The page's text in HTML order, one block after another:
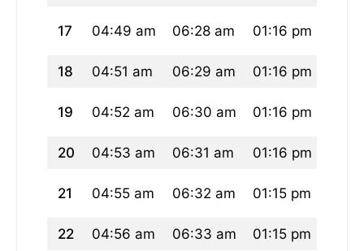
17 04:49 am 06:28 am 01:16 pm
18 04:51 am 06:29 am 01:16 pm
19 04:52 am 06:30 am 01:16 pm
20 04:53 am 06:31 am 01:16 pm
21 04:55 am 06:32 am 01:15 pm
22 04:56 am 06:33 am 01:15 pm